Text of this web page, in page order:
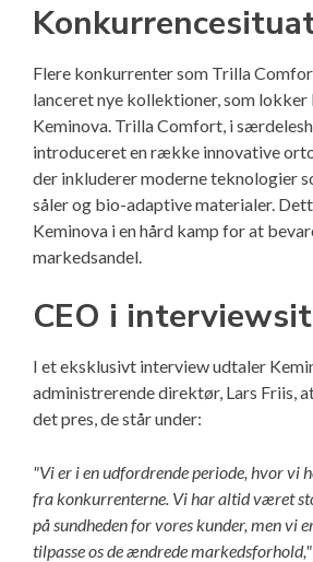
Flere konkurrenter som Trilla
lanceret nye kollektioner, som
Keminova. Trilla Comfort, i
introduceret en række innovative
der inkluderer moderne teknologier
såler og bio-adaptive materialer.
Keminova i en hård kamp for at
markedsandel.
CEO i
I et eksklusivt interview udtaler
administrerende direktør, Lars Friis,
det pres, de står under:
"Vi er i en udfordrende periode, hvor vi
fra konkurrenterne. Vi har altid været
på sundheden for vores kunder, men vi
tilpasse os de ændrede markedsforhold,"